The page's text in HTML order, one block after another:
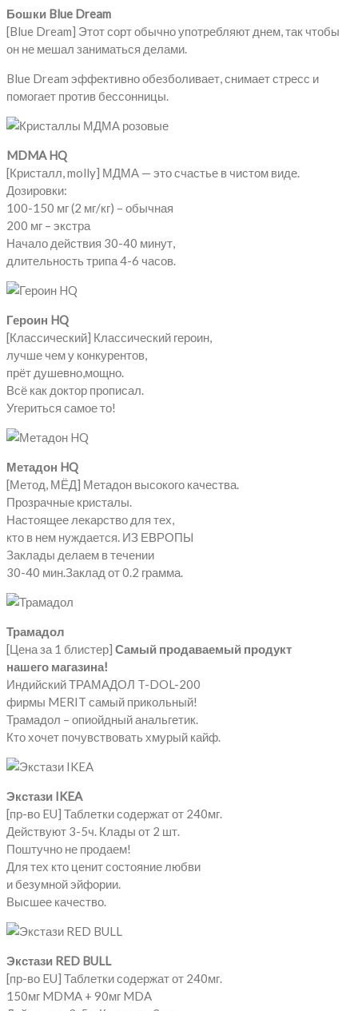
Бошки Blue Dream
[Blue Dream] Этот сорт обычно употребляют днем, так чтобы
он не мешал заниматься делами.
Blue Dream эффективно обезболивает, снимает стресс и
помогает против бессонницы.
MDMA HQ
[Кристалл, molly] МДМА — это счастье в чистом виде.
Дозировки:
100-150 мг (2 мг/кг) – обычная
200 мг – экстра
Начало действия 30-40 минут,
длительность трипа 4-6 часов.
Героин HQ
[Классический] Классический героин,
лучше чем у конкурентов,
прёт душевно,мощно.
Всё как доктор прописал.
Угериться самое то!
Метадон HQ
[Метод, МЁД] Метадон высокого качества.
Прозрачные кристалы.
Настоящее лекарство для тех,
кто в нем нуждается. ИЗ ЕВРОПЫ
Заклады делаем в течении
30-40 мин.Заклад от 0.2 грамма.
Трамадол
[Цена за 1 блистер] Самый продаваемый продукт
нашего магазина!
Индийский ТРАМАДОЛ T-DOL-200
фирмы MERIT самый прикольный!
Трамадол – опиойдный анальгетик.
Кто хочет почувствовать хмурый кайф.
Экстази IKEA
[пр-во EU] Таблетки содержат от 240мг.
Действуют 3-5ч. Клады от 2 шт.
Поштучно не продаем!
Для тех кто ценит состояние любви
и безумной эйфории.
Высшее качество.
Экстази RED BULL
[пр-во EU] Таблетки содержат от 240мг.
150мг MDMA + 90мг MDA